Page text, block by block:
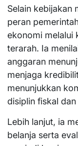
Selain kebijakan
peran
ekonomi melalui
terarah. Ia
anggaran
menjaga
menunjukkan
disiplin fiskal
Lebih lanjut, ia
belanja serta